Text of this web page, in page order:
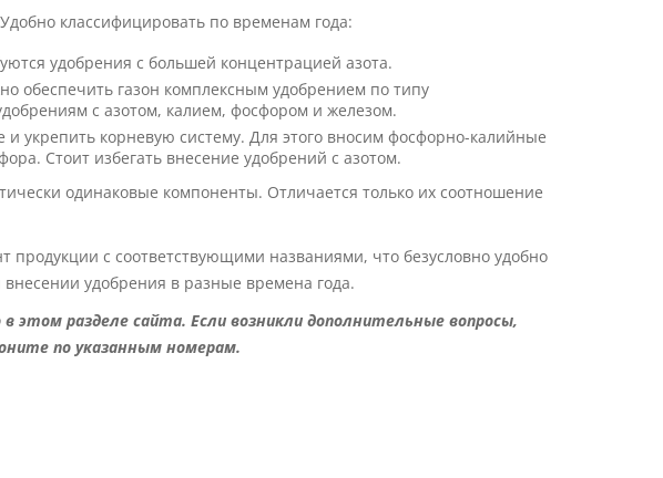
классифицировать по временам года:
удобрения с большей концентрацией азота.
обеспечить газон комплексным удобрением по типу
с азотом, калием, фосфором и железом.
и укрепить корневую систему. Для этого вносим фосфорно-калийные
Стоит избегать внесение удобрений с азотом.
одинаковые компоненты. Отличается только их соотношение
продукции с соответствующими названиями, что безусловно удобно
удобрения в разные времена года.
этом разделе сайта. Если возникли дополнительные вопросы,
по указанным номерам.